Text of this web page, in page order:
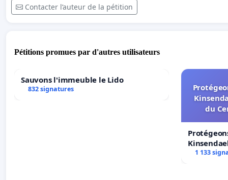
Contacter l’auteur de la pétition
Pétitions promues par d'autres utilisateurs
Sauvons l'immeuble le Lido
832 signatures
du
Centre
1 133